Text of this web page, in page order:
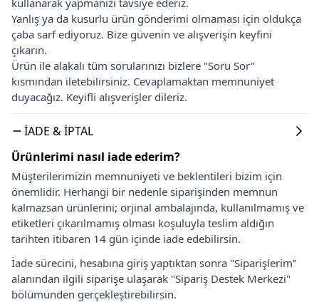
Yanlış ya da kusurlu ürün gönderimi olmaması için oldukça
çaba sarf ediyoruz. Bize güvenin ve alışverişin keyfini
çıkarın.
Ürün ile alakalı tüm sorularınızı bizlere "Soru Sor"
kısmından iletebilirsiniz. Cevaplamaktan memnuniyet
duyacağız. Keyifli alışverişler dileriz.
İADE & İPTAL
Ürünlerimi nasıl iade ederim?
Müşterilerimizin memnuniyeti ve beklentileri bizim için
önemlidir. Herhangi bir nedenle siparişinden memnun
kalmazsan ürünlerini; orjinal ambalajında, kullanılmamış ve
etiketleri çıkarılmamış olması koşuluyla teslim aldığın
tarihten itibaren 14 gün içinde iade edebilirsin.
İade sürecini, hesabına giriş yaptıktan sonra "Siparişlerim"
alanından ilgili siparişe ulaşarak "Sipariş Destek Merkezi"
bölümünden gerçekleştirebilirsin.